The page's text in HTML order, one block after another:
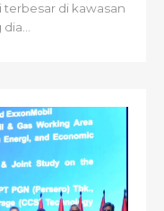
terbesar di kawasan